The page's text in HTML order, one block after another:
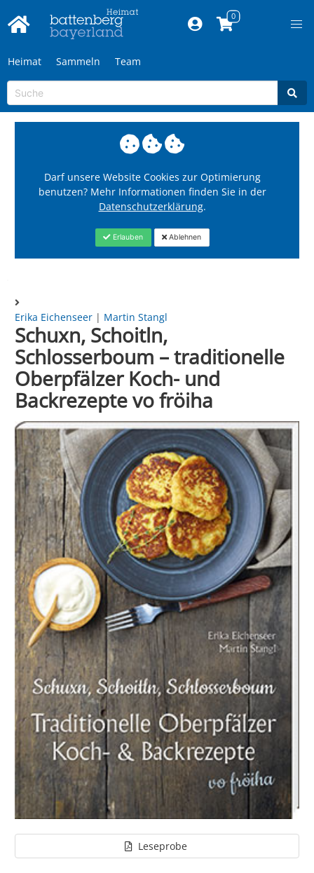
Heimat Sammeln Team
Darf unsere Website Cookies zur Optimierung
benutzen? Mehr Informationen finden Sie in der
Datenschutzerklärung.
Erlauben Ablehnen
Erika Eichenseer | Martin Stangl
Schuxn, Schoitln,
Schlosserboum – traditionelle
Oberpfälzer Koch- und
Backrezepte vo fröiha
Leseprobe